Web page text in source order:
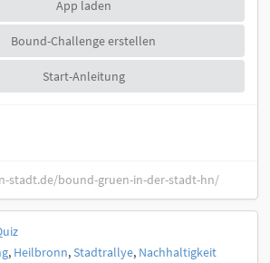
App laden
Bound-Challenge erstellen
Start-Anleitung
stadt.de/bound-gruen-in-der-stadt-hn/
, Heilbronn,Stadtrallye, Nachhaltigkeit